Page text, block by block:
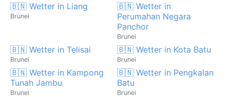
🇧🇳 Wetter in Liang
Brunei
🇧🇳 Wetter in
Perumahan Negara
Panchor
Brunei
🇧🇳 Wetter in Telisai
Brunei
🇧🇳 Wetter in Kota Batu
Brunei
🇧🇳 Wetter in Kampong
Tunah Jambu
Brunei
🇧🇳 Wetter in Pengkalan
Batu
Brunei